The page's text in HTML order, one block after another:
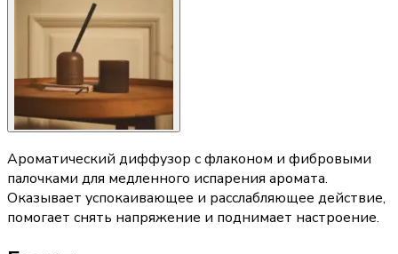
Ароматический диффузор с флаконом и фибровыми
палочками для медленного испарения аромата.
Оказывает успокаивающее и расслабляющее действие,
помогает снять напряжение и поднимает настроение.